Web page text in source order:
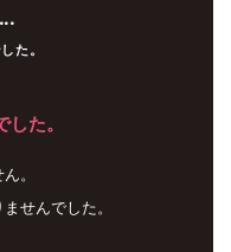
た。
た。
。
せんでした。